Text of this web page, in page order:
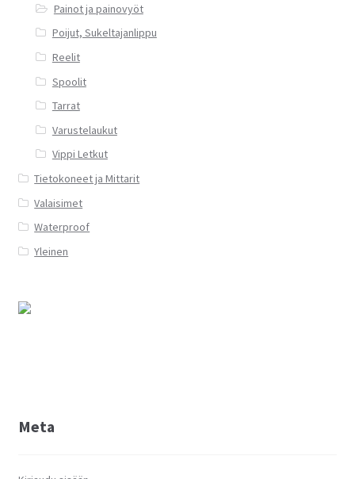
Painot ja painovyöt
Poijut, Sukeltajanlippu
Reelit
Spoolit
Tarrat
Varustelaukut
Vippi Letkut
Tietokoneet ja Mittarit
Valaisimet
Waterproof
Yleinen
Meta